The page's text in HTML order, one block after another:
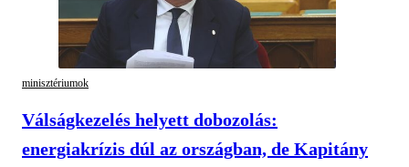
minisztériumok
Válságkezelés helyett dobozolás:
energiakrízis dúl az országban, de Kapitány